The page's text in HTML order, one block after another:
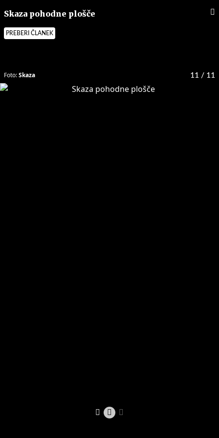
Skaza pohodne plošče
PREBERI ČLANEK
11 / 11
Foto:Skaza